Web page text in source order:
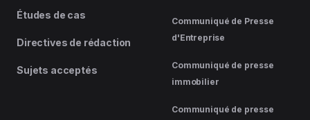
Études de cas
Directives de rédaction
Sujets acceptés
Communiqué de Presse
d'Entreprise
Communiqué de presse
immobilier
Communiqué de presse